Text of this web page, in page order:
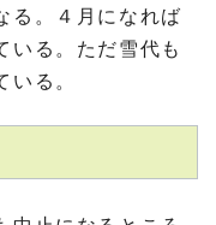
る。４月になれば
いる。ただ雪代も
る。